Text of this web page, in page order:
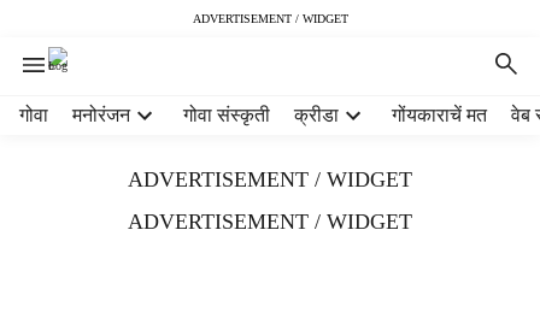
ADVERTISEMENT / WIDGET
गोवा मनोरंजन गोवा संस्कृती क्रीडा गोंयकाराचें मत वेब
ADVERTISEMENT / WIDGET
ADVERTISEMENT / WIDGET